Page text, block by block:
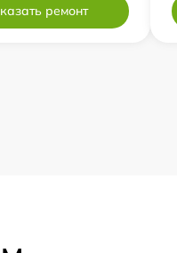
ремонт